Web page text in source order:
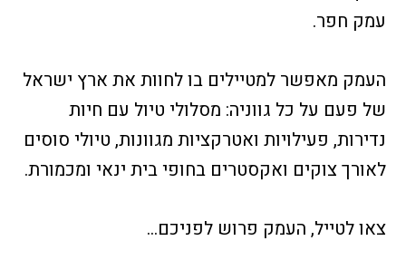
עמק חפר.
העמק מאפשר למטיילים בו לחוות את ארץ ישראל
של פעם על כל גווניה: מסלולי טיול עם חיות
נדירות, פעילויות ואטרקציות מגוונות, טיולי סוסים
לאורך צוקים ואקסטרים בחופי בית ינאי ומכמורת.
צאו לטייל, העמק פרוש לפניכם…